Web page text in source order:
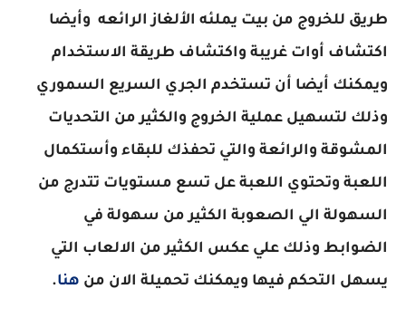
طريق للخروج من بيت يملئه الألغاز الرائعه وأيضا
اكتشاف أوات غريبة واكتشاف طريقة الاستخدام
ويمكنك أيضا أن تستخدم الجري السريع السموري
وذلك لتسهيل عملية الخروج والكثير من التحديات
المشوقة والرائعة والتي تحفذك للبقاء وأستكمال
اللعبة وتحتوي اللعبة عل تسع مستويات تتدرج من
السهولة الي الصعوبة الكثير من سهولة في
الضوابط وذلك علي عكس الكثير من الالعاب التي
يسهل التحكم فيها ويمكنك تحميلة الان من هنا.